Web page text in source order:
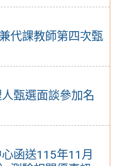
代課教師第四次甄
甄選面談參加名
函送115年11月